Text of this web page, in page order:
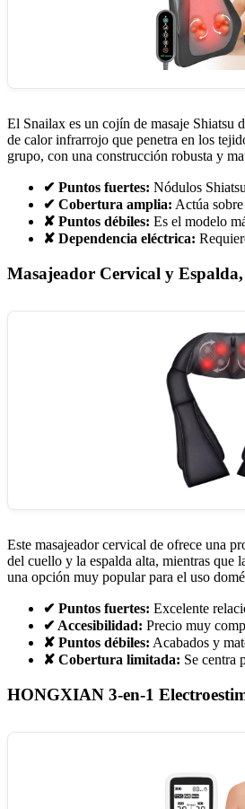
El Snailax es un cojín de masaje Shiatsu
de calor infrarrojo que penetra en los
grupo, con una construcción robusta y
✔ Puntos fuertes: Nódulos
✔ Cobertura amplia: Actúa
✘ Puntos débiles: Es el modelo
✘ Dependencia eléctrica:
Masajeador Cervical y
Este masajeador cervical de ofrece una
del cuello y la espalda alta, mientras que
una opción muy popular para el uso
✔ Puntos fuertes: Excelente
✔ Accesibilidad: Precio muy
✘ Puntos débiles: Acabados y
✘ Cobertura limitada: Se centra
HONGXIAN 3-en-1